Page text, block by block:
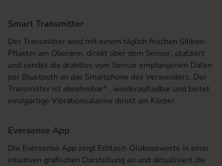
Smart Transmitter
Der Transmitter wird mit einem täglich frischen Silikon-
Pflaster am Oberarm, direkt über dem Sensor, platziert
und sendet die drahtlos vom Sensor empfangenen Daten
per Bluetooth an das Smartphone des Verwenders. Der
Transmitter ist abnehmbar* , wiederaufladbar und bietet
einzigartige Vibrationsalarme direkt am Körper.
Eversense App
Die Eversense App zeigt Echtzeit-Glukosewerte in einer
intuitiven grafischen Darstellung an und aktualisiert die